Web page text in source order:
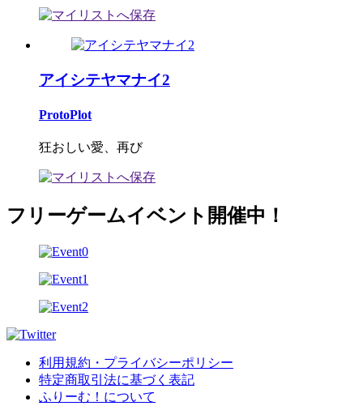
アイシテヤマナイ2
ProtoPlot
狂おしい愛、再び
フリーゲームイベント開催中！
利用規約・プライバシーポリシー
特定商取引法に基づく表記
ふりーむ！について